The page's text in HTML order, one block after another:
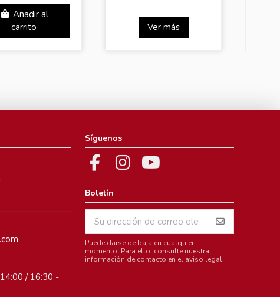
Añadir al
carrito
Ver más
/ 16:30 -
Síguenos
Boletín
Puede darse de baja en cualquier
momento. Para ello, consulte nuestra
información de contacto en el aviso legal.